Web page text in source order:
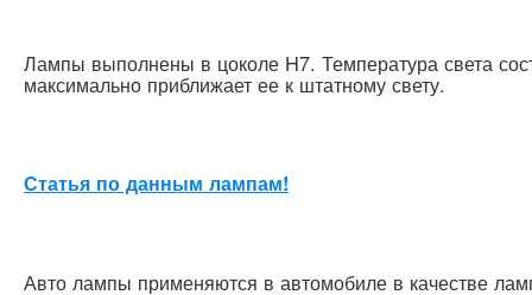
Лампы выполнены в цоколе H7. Температура света
максимально приближает ее к штатному свету.
Статья по данным лампам!
Авто лампы применяются в автомобиле в качестве